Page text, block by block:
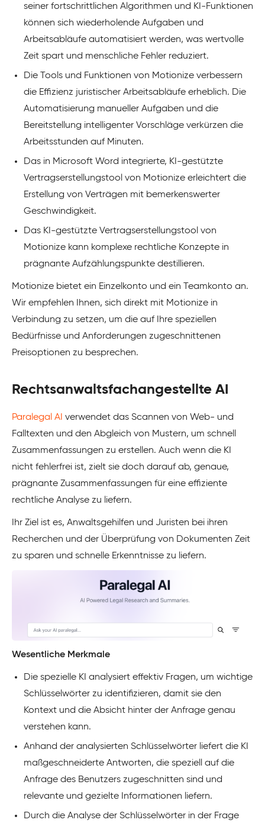
seiner fortschrittlichen Algorithmen und KI-Funktionen
können sich wiederholende Aufgaben und
Arbeitsabläufe automatisiert werden, was wertvolle
Zeit spart und menschliche Fehler reduziert.
Die Tools und Funktionen von Motionize verbessern
die Effizienz juristischer Arbeitsabläufe erheblich. Die
Automatisierung manueller Aufgaben und die
Bereitstellung intelligenter Vorschläge verkürzen die
Arbeitsstunden auf Minuten.
Das in Microsoft Word integrierte, KI-gestützte
Vertragserstellungstool von Motionize erleichtert die
Erstellung von Verträgen mit bemerkenswerter
Geschwindigkeit.
Das KI-gestützte Vertragserstellungstool von
Motionize kann komplexe rechtliche Konzepte in
prägnante Aufzählungspunkte destillieren.
Motionize bietet ein Einzelkonto und ein Teamkonto an.
Wir empfehlen Ihnen, sich direkt mit Motionize in
Verbindung zu setzen, um die auf Ihre speziellen
Bedürfnisse und Anforderungen zugeschnittenen
Preisoptionen zu besprechen.
Rechtsanwaltsfachangestellte AI
Paralegal AI verwendet das Scannen von Web- und
Falltexten und den Abgleich von Mustern, um schnell
Zusammenfassungen zu erstellen. Auch wenn die KI
nicht fehlerfrei ist, zielt sie doch darauf ab, genaue,
prägnante Zusammenfassungen für eine effiziente
rechtliche Analyse zu liefern.
Ihr Ziel ist es, Anwaltsgehilfen und Juristen bei ihren
Recherchen und der Überprüfung von Dokumenten Zeit
zu sparen und schnelle Erkenntnisse zu liefern.
Wesentliche Merkmale
Die spezielle KI analysiert effektiv Fragen, um wichtige
Schlüsselwörter zu identifizieren, damit sie den
Kontext und die Absicht hinter der Anfrage genau
verstehen kann.
Anhand der analysierten Schlüsselwörter liefert die KI
maßgeschneiderte Antworten, die speziell auf die
Anfrage des Benutzers zugeschnitten sind und
relevante und gezielte Informationen liefern.
Durch die Analyse der Schlüsselwörter in der Frage